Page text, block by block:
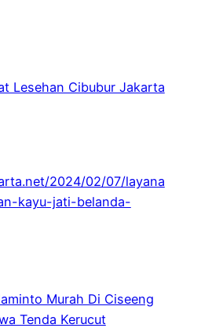
Lesehan Cibubur Jakarta
2024/02/07/layana
kayu-jati-belanda-
Murah Di Ciseeng
Tenda Kerucut